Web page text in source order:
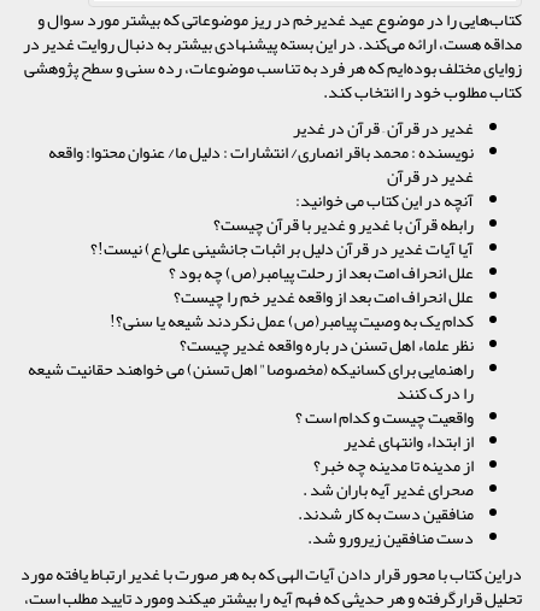
کتاب‌هایی را در موضوع عید غدیرخم در ریز موضوعاتی که بیشتر مورد سوال و
مداقه هست،‌ ارائه می‌کند. در این بسته پیشنهادی بیشتر به دنبال روایت غدیر در
زوایای مختلف بوده‌ایم که هر فرد به تناسب موضوعات، رده سنی و سطح پژوهشی
کتاب مطلوب خود را انتخاب کند.
غدیر در قرآن – قرآن در غدیر
نویسنده : محمد باقر انصاری/ انتشارات : دلیل ما/ عنوان محتوا: واقعه
غدیر در قرآن
آنچه در این کتاب می خوانید:
رابطه قرآن با غدیر و غدیر با قرآن چیست؟
آیا آیات غدیر در قرآن دلیل بر اثبات جانشینی علی(ع) نیست!؟
علل انحراف امت بعد از رحلت پیامبر(ص) چه بود ؟
علل انحراف امت بعد از واقعه غدیر خم را چیست؟
کدام یک به وصیت پیامبر(ص) عمل نکردند شیعه یا سنی؟!
نظر علماء اهل تسنن در باره واقعه غدیر چیست؟
راهنمایی برای کسانیکه (مخصوصا" اهل تسنن) می خواهند حقانیت شیعه
را درک کنند
واقعیت چیست و کدام است ؟
از ابتداء وانتهای غدیر
از مدینه تا مدینه چه خبر؟
صحرای غدیر آیه باران شد .
منافقین دست به کار شدند.
دست منافقین زیرورو شد.
دراین کتاب با محور قرار دادن آیات الهی که به هر صورت با غدیر ارتباط یافته مورد
تحلیل قرارگرفته و هر حدیثی که فهم آیه را بیشتر میکند ومورد تایید مطلب است،